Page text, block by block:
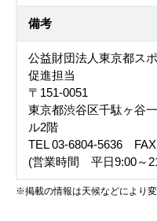
備考
公益財団法人東京都ス
促進担当
〒151-0051
東京都渋谷区千駄ヶ谷
ル2階
TEL 03-6804-5636 FAX
(営業時間 平日9:00～
※掲載の情報は天候などにより